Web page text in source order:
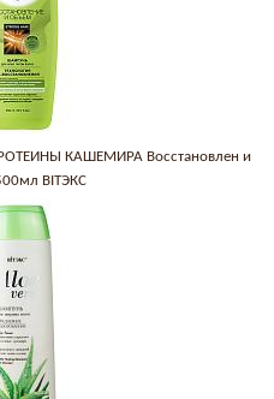
КАШЕМИРА Восстановлен и
BITЭКС